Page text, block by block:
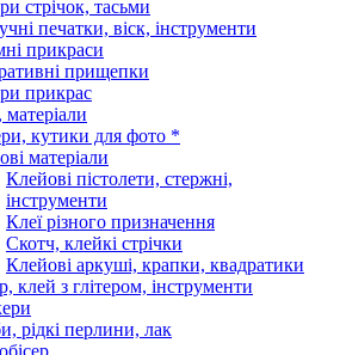
стрічок, тасьми
печатки, віск, інструменти
прикраси
прищепки
прикрас
кутики для фото *
матеріали
Клейові пістолети, стержні,
інструменти
Клеї різного призначення
Скотч, клейкі стрічки
Клейові аркуші, крапки, квадратики
клей з глітером, інструменти
рідкі перлини, лак